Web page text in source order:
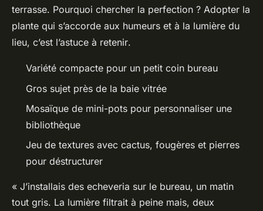
terrasse. Pourquoi chercher la perfection ? Adopter la
plante qui s’accorde aux humeurs et à la lumière du
lieu, c’est l’astuce à retenir.
Variété compacte pour un petit coin bureau
Gros sujet près de la baie vitrée
Mosaïque de mini-pots pour personnaliser une
bibliothèque
Jeu de textures avec cactus, fougères et pierres
pour déstructurer
« J’installais des echeveria sur le bureau, un matin
tout gris. La lumière filtrait à peine mais, deux